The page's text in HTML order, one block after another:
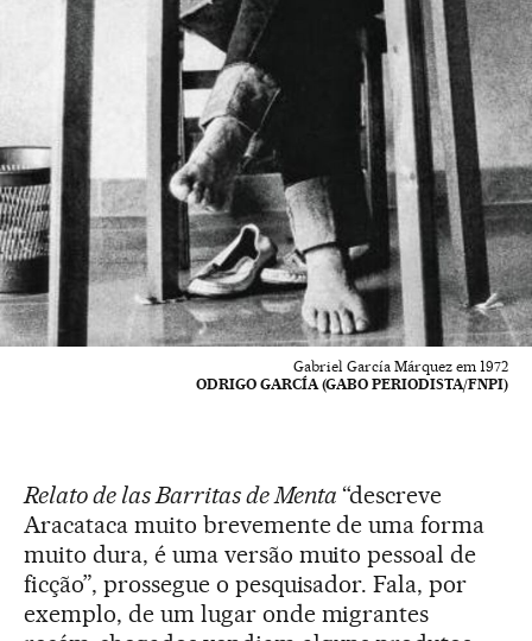
Gabriel García Márquez em 1972
ODRIGO GARCÍA (GABO PERIODISTA/FNPI)
Relato de las Barritas de Menta“descreve
Aracataca muito brevemente de uma forma
muito dura, é uma versão muito pessoal de
ficção”, prossegue o pesquisador. Fala, por
exemplo, de um lugar onde migrantes